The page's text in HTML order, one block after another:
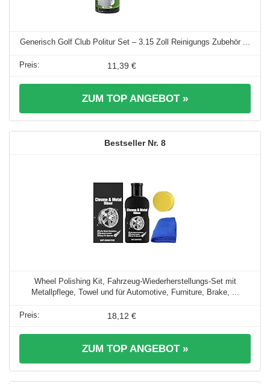
Generisch Golf Club Politur Set – 3.15 Zoll Reinigungs Zubehör ...
11,39 €
ZUM TOP ANGEBOT »
8
Wheel Polishing Kit, Fahrzeug-Wiederherstellungs-Set mit
Metallpflege, Towel und für Automotive, Furniture, Brake, ...
18,12 €
ZUM TOP ANGEBOT »